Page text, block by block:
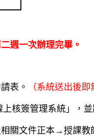
週一次辦理完畢。
表。 （系統送出後
上核簽管理系統」，
關文件正本→授